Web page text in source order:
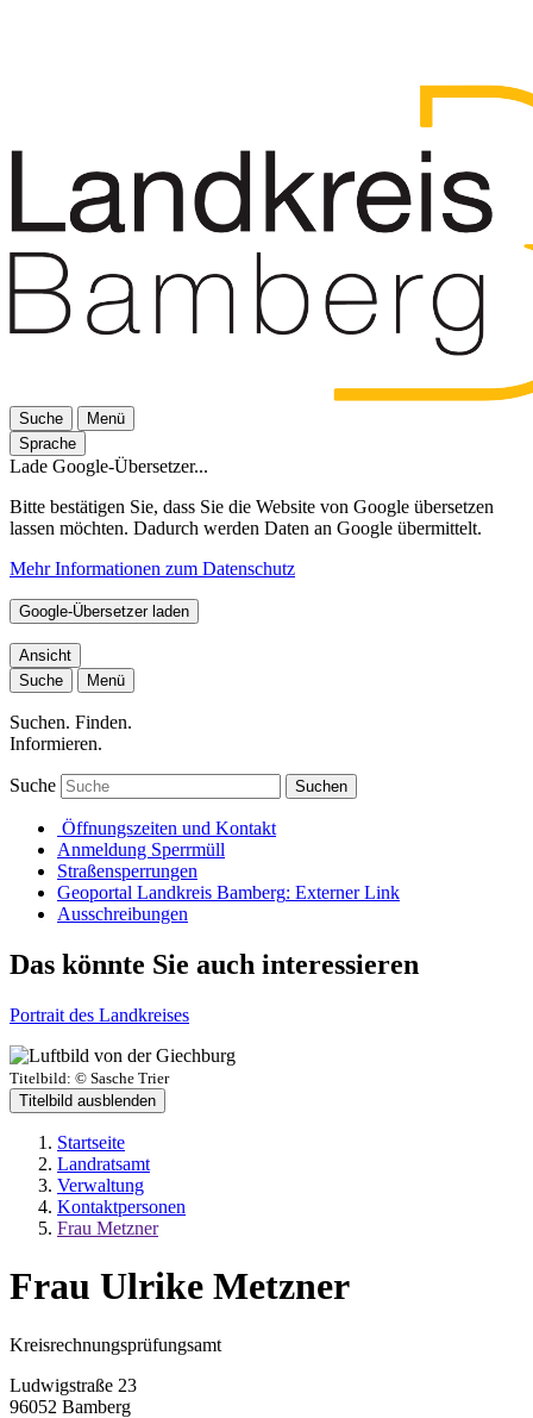
Suche
Menü
Sprache
Lade Google-Übersetzer...
Bitte bestätigen Sie, dass Sie die Website von Google übersetzen
lassen möchten. Dadurch werden Daten an Google übermittelt.
Mehr Informationen zum Datenschutz
Google-Übersetzer laden
Ansicht
Suche
Menü
Suchen. Finden.
Informieren.
Suche Suchen
Öffnungszeiten und Kontakt
Anmeldung Sperrmüll
Straßensperrungen
Geoportal Landkreis Bamberg: Externer Link
Ausschreibungen
Das könnte Sie auch interessieren
Portrait des Landkreises
Titelbild: © Sasche Trier
Titelbild ausblenden
Startseite
Landratsamt
Verwaltung
Kontaktpersonen
Frau Metzner
Frau Ulrike Metzner
Kreisrechnungsprüfungsamt
Ludwigstraße 23
96052 Bamberg